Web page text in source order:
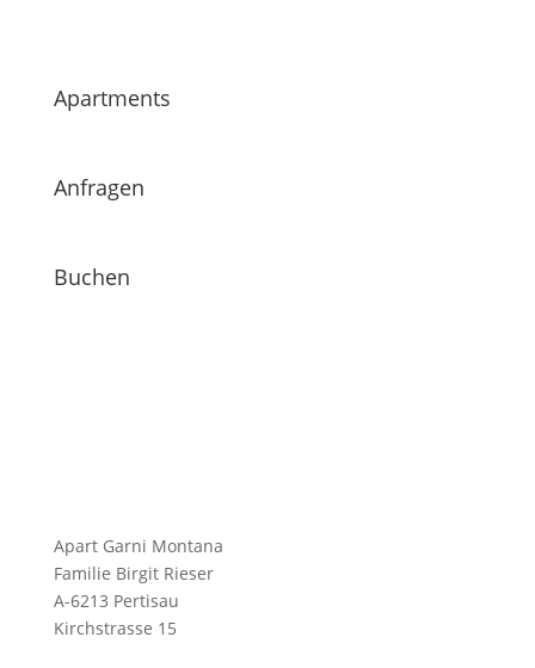
Apartments
Anfragen
Buchen
Apart Garni Montana
Familie Birgit Rieser
A-6213 Pertisau
Kirchstrasse 15